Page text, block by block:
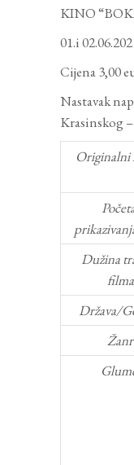
KINO
01.i
Cijena 3,00
Nastavak
Krasinskog
Originalni
Dužina
Država/